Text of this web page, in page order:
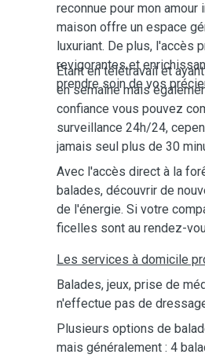
reconnue pour mon
maison offre un espace
luxuriant. De plus, l'accès
revigorantes et
prendre soin de vos
Étant en télétravail et
en semaine mais
confiance vous pouvez
surveillance 24h/24,
jamais seul plus de 30
Avec l'accès direct à la
balades, découvrir de
de l'énergie. Si votre
ficelles sont au rendez-
Les services à domicile
Balades, jeux, prise de
n'effectue pas de
Plusieurs options de
mais généralement : 4